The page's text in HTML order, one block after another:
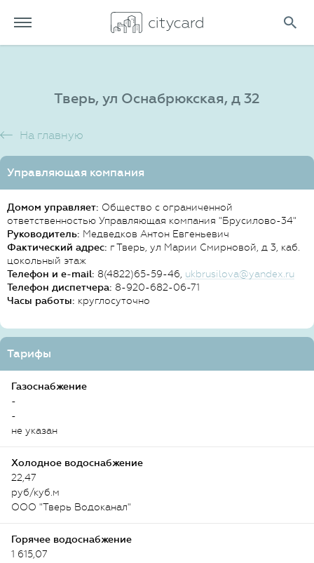
Тверь, ул Оснабрюкская, д 32
На главную
Управляющая компания
Домом управляет: Общество с ограниченной
ответственностью Управляющая компания "Брусилово-34"
Руководитель: Медведков Антон Евгеньевич
Фактический адрес: г Тверь, ул Марии Смирновой, д 3, каб.
цокольный этаж
Телефон и e-mail: 8(4822)65-59-46, ukbrusilova@yandex.ru
Телефон диспетчера: 8-920-682-06-71
Часы работы: круглосуточно
Тарифы
Газоснабжение
-
-
не указан
Холодное водоснабжение
22,47
руб/куб.м
ООО "Тверь Водоканал"
Горячее водоснабжение
1 615,07